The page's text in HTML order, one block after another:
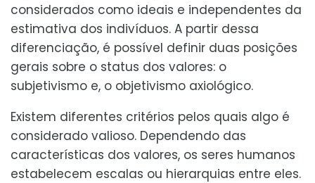
considerados como ideais e independentes da
estimativa dos indivíduos. A partir dessa
diferenciação, é possível definir duas posições
gerais sobre o status dos valores: o
subjetivismo e, o objetivismo axiológico.
Existem diferentes critérios pelos quais algo é
considerado valioso. Dependendo das
características dos valores, os seres humanos
estabelecem escalas ou hierarquias entre eles.